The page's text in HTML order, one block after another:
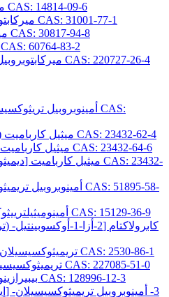
3-ميركابتوبروبيلترييثوكسيسيلان CAS: 14814-09-6
3-ميركابتوبروبيل ميثيلديميثوكسيسيلان CAS: 31001-77-1
ميركابتو ميثيل تريميثوكسيسيلان CAS: 30817-94-8
ميركابتو ميثيل تريثوكسيسيلان CAS: 60764-83-2
S- (أوكتانويل) ميركابتوبروبيل تريثوكسيسيلان CAS: 220727-26-4
N- (تريميثوكسي سيليل بروبيل) ميثيل كارباميت CAS: 23432-62-4
N- (تريميثوكسي سيليل ميثيل) ميثيل كارباميت CAS: 23432-64-6
N- (6-أمينوهيكسيل) أمينوميثيلترييثوكسيسيلان CAS: 15129-36-9
[3- (N، N-ديميثيلامينو) بروبيل] تريميثوكسيسيلان CAS: 2530-86-1
(3- (ن-إيثيلامينو) إيزوبوتيل) تريميثوكسيسيلان CAS: 227085-51-0
3-بيبيرازينوبروبيل ميثيلديميثوكسيسيلان CAS: 128996-12-3